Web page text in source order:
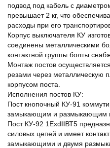
подвод под кабель с
превышает 2 кг, что
расходы при его
Корпус выключателя КУ
соединены металлическими
контактной группы болты
Монтаж постов
резами через металлическую
корпусом поста.
Исполнения постов КУ:
Пост кнопочный КУ-91
замыкающим и размыкающим
Пост КУ-92 1ЕхdIIВТ5
силовых цепей и имеет
замыкающими и двумя